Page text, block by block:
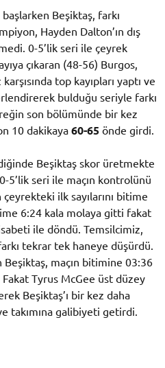
başlarken Beşiktaş, farkı
Hayden Dalton’ın dış
0-5’lik seri ile çeyrek
çıkaran (48-56) Burgos,
top kayıpları yaptı ve
bulduğu seriyle farkı
son bölümünde bir kez
10 dakikaya 60-65 önde girdi.
Beşiktaş skor üretmekte
5’lik seri ile maçın kontrolünü
ilk sayılarını bitime
6:24 kala molaya gitti fakat
ile döndü. Temsilcimiz,
tekrar tek haneye düşürdü.
Beşiktaş, maçın bitimine 03:36
Tyrus McGee üst düzey
Beşiktaş’ı bir kez daha
takımına galibiyeti getirdi.